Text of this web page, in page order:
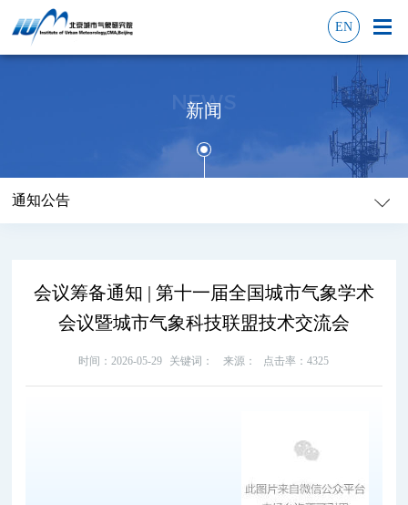
EN
NEWS
新闻
通知公告
会议筹备通知 | 第十一届全国城市气象学术
会议暨城市气象科技联盟技术交流会
时间：2026-05-29 关键词： 来源： 点击率：4325